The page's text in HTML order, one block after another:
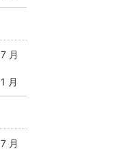
7 月
1 月
7 月